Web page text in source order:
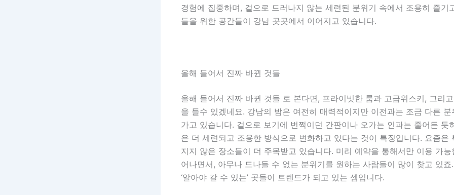
경험에 집중하며, 겉으로 드러나지 않는 세련된 분위기 속에서 조용히 즐기
들을 위한 공간들이 강남 곳곳에서 이어지고 있습니다.
올해 들어서 진짜 바뀐 것들
올해 들어서 진짜 바뀐 것들 로 본다면, 프라이빗한 룸과 고급위스키, 그리
을 들수 있겠네요. 강남의 밤은 여전히 매력적이지만 이전과는 조금 다른 분
가고 있습니다. 겉으로 보기에 번쩍이던 간판이나 오가는 인파는 줄어든 듯
은 더 세련되고 조용한 방식으로 변화하고 있다는 것이 특징입니다. 요즘은
지지 않은 장소들이 더 주목받고 있습니다. 미리 예약을 통해서만 이용 가능
어나면서, 아무나 드나들 수 없는 분위기를 원하는 사람들이 많이 찾고 있죠
‘알아야 갈 수 있는’ 곳들이 트렌드가 되고 있는 셈입니다.